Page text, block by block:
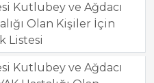
Kutlubey ve Ağdacı
Olan Kişiler İçin
Listesi
Kutlubey ve Ağdacı